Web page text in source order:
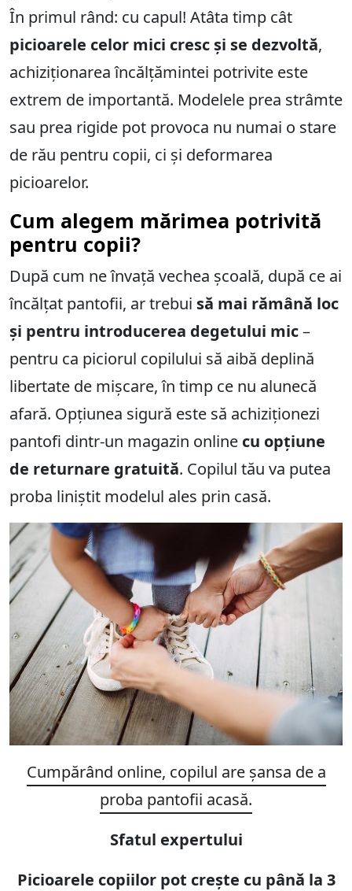
În primul rând: cu capul! Atâta timp cât
picioarele celor mici cresc și se dezvoltă,
achiziționarea încălțămintei potrivite este
extrem de importantă. Modelele prea strâmte
sau prea rigide pot provoca nu numai o stare
de rău pentru copii, ci și deformarea
picioarelor.
Cum alegem mărimea potrivită
pentru copii?
După cum ne învață vechea școală, după ce ai
încălțat pantofii, ar trebui să mai rămână loc
și pentru introducerea degetului mic–
pentru ca piciorul copilului să aibă deplină
libertate de mișcare, în timp ce nu alunecă
afară. Opțiunea sigură este să achiziționezi
pantofi dintr-un magazin online cu opțiune
de returnare gratuită. Copilul tău va putea
proba liniștit modelul ales prin casă.
Cumpărând online, copilul are șansa de a
proba pantofii acasă.
Sfatul expertului
Picioarele copiilor pot crește cu până la 3